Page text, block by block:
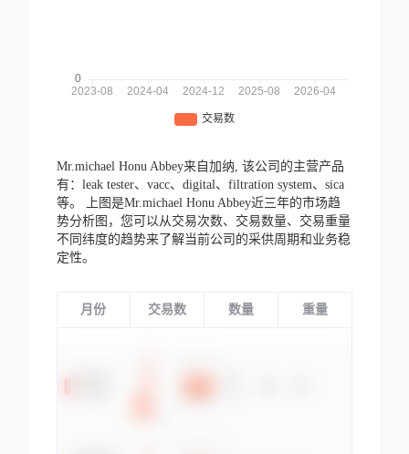
Mr.michael Honu Abbey来自加纳, 该公司的主营产品
有：leak tester、vacc、digital、filtration system、sica
等。
上图是Mr.michael Honu Abbey近三年的市场趋
势分析图，您可以从交易次数、交易数量、交易重量
不同纬度的趋势来了解当前公司的采供周期和业务稳
定性。
月份 交易数 数量 重量